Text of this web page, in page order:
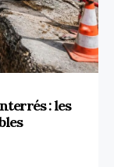
: les